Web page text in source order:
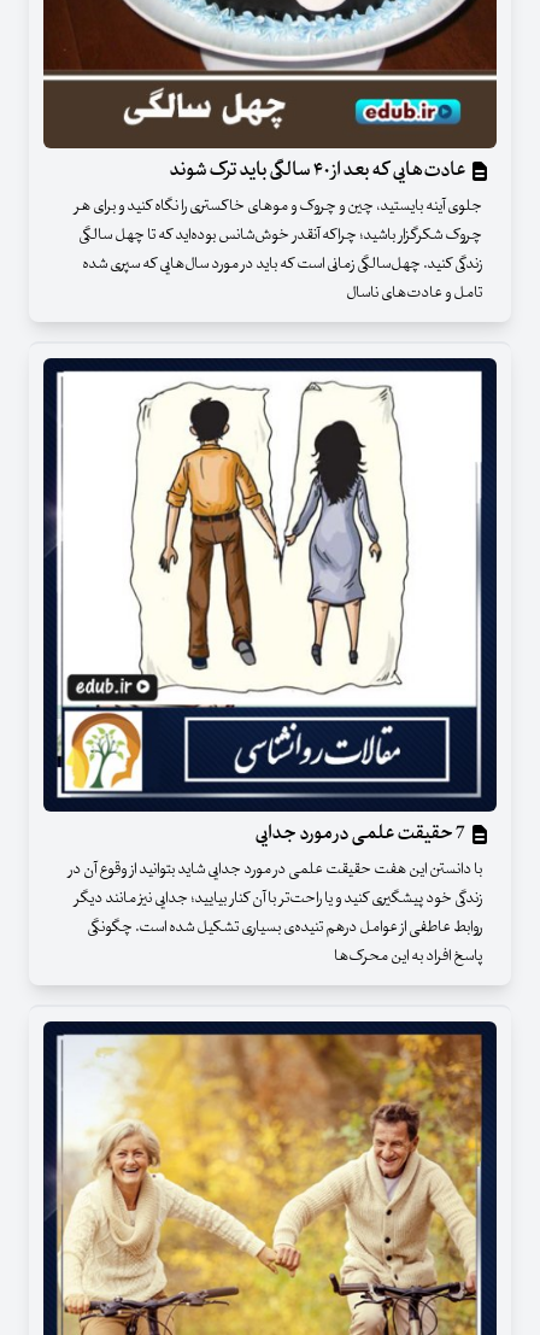
عادت‌هایی که بعد از ۴۰ سالگی باید ترک شوند
جلوی آینه بایستید، چین و چروک و موهای خاکستری را نگاه کنید و برای هر
چروک شکرگزار باشید؛ چراکه آنقدر خوش‌شانس بوده‌اید که تا چهل سالگی
زندگی کنید. چهل‌سالگی زمانی است که باید در مورد سال‌هایی که سپری شده
تامل و عادت‌های ناسال
با دانستن این هفت حقیقت علمی در مورد جدایی شاید بتوانید از وقوع آن در
زندگی خود پیشگیری کنید و یا راحت‌تر با آن کنار بیایید؛ جدایی نیز مانند دیگر
روابط عاطفی از عوامل درهم تنیده‌ی بسیاری تشکیل شده است. چگونگی
پاسخ افراد به این محرک‌ها